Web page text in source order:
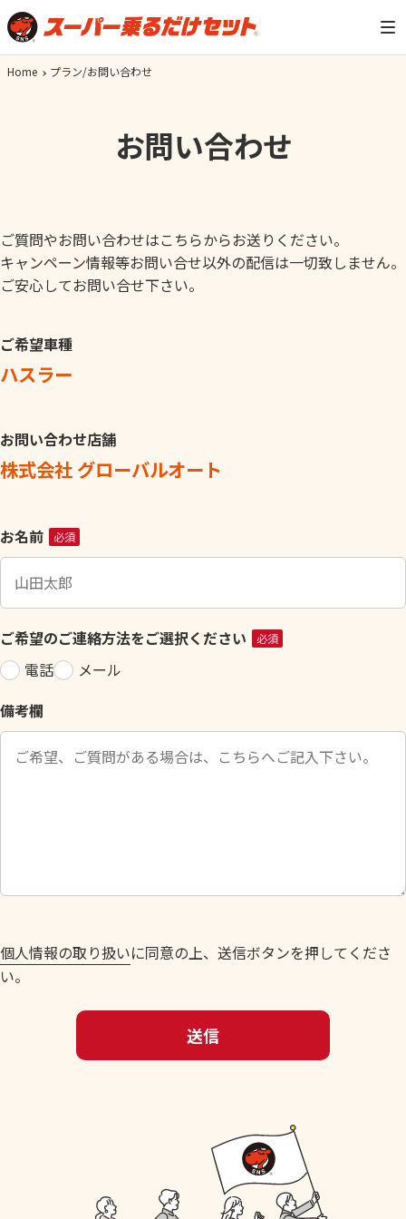
Home プラン/お問い合わせ
お問い合わせ
ご質問やお問い合わせはこちらからお送りください。
キャンペーン情報等お問い合せ以外の配信は一切致しません。
ご安心してお問い合せ下さい。
ご希望車種
ハスラー
お問い合わせ店舗
株式会社 グローバルオート
こ
の
ィ
ー
ル
ド
空
の
だ
い
。
お名前 必須
ご希望のご連絡方法をご選択ください 必須
電話
メール
備考欄
個人情報の取り扱いに同意の上、送信ボタンを押してくださ
い。